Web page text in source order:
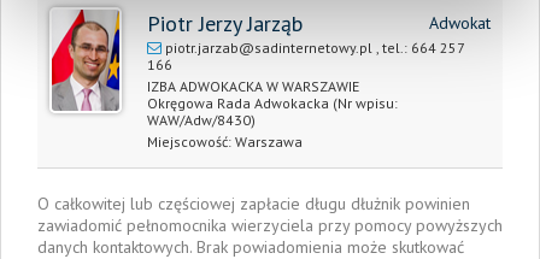
Piotr Jerzy Jarząb Adwokat
piotr.jarzab@sadinternetowy.pl , tel.: 664 257
166
IZBA ADWOKACKA W WARSZAWIE
Okręgowa Rada Adwokacka (Nr wpisu:
WAW/Adw/8430)
Miejscowość: Warszawa
O całkowitej lub częściowej zapłacie długu dłużnik powinien
zawiadomić pełnomocnika wierzyciela przy pomocy powyższych
danych kontaktowych. Brak powiadomienia może skutkować